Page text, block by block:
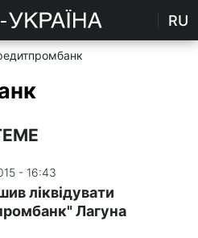
RU
- 16:43
ліквідувати
Лагуна